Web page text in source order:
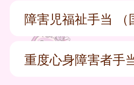
障害児福祉手当 （
重度心身障害者手